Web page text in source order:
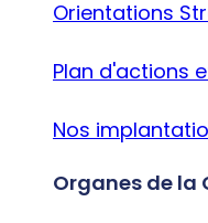
Orientations
Plan d'actions
Nos
Organes de la